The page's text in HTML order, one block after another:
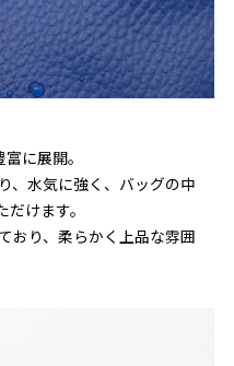
に展開。
、水気に強く、バッグの中
けます。
おり、柔らかく上品な雰囲